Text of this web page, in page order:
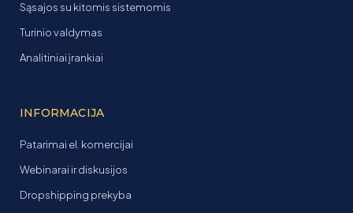
Sąsajos su kitomis sistemomis
Turinio valdymas
Analitiniai įrankiai
INFORMACIJA
Patarimai el. komercijai
Webinarai ir diskusijos
Dropshipping prekyba